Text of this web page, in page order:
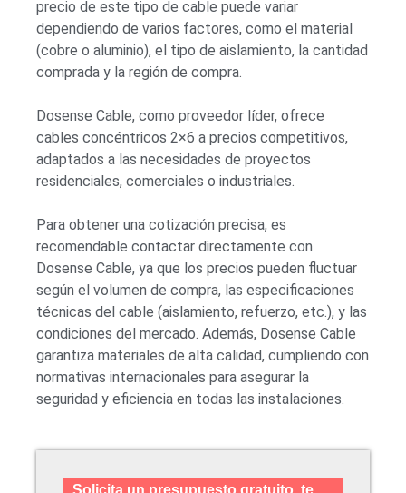
precio de este tipo de cable puede variar
dependiendo de varios factores, como el material
(cobre o aluminio), el tipo de aislamiento, la cantidad
comprada y la región de compra.
Dosense Cable, como proveedor líder, ofrece
cables concéntricos 2×6 a precios competitivos,
adaptados a las necesidades de proyectos
residenciales, comerciales o industriales.
Para obtener una cotización precisa, es
recomendable contactar directamente con
Dosense Cable, ya que los precios pueden fluctuar
según el volumen de compra, las especificaciones
técnicas del cable (aislamiento, refuerzo, etc.), y las
condiciones del mercado. Además, Dosense Cable
garantiza materiales de alta calidad, cumpliendo con
normativas internacionales para asegurar la
seguridad y eficiencia en todas las instalaciones.